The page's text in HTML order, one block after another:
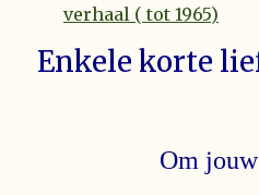
verhaal ( tot 1965)
Enkele korte
Om